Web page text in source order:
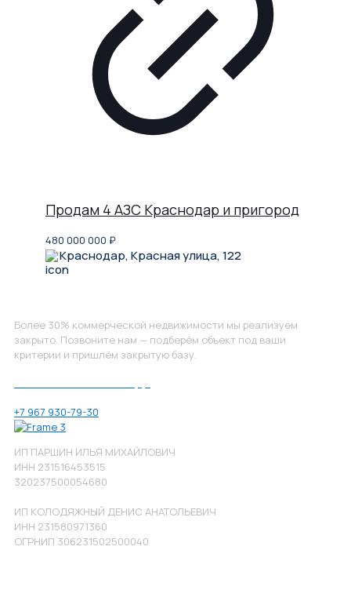
Продам 4 АЗС Краснодар и пригород
480 000 000 ₽
Краснодар, Красная улица, 122
Более 30% коммерческой недвижимости мы реализуем
закрыто. Позвоните нам — подберём объект под ваши
критерии и пришлём закрытую базу.
+7 967 930-79-30
ИП ПАРШИН ИЛЬЯ МИХАЙЛОВИЧ
ИНН 231516453515
320237500054680
ИП КОЛОДЯЖНЫЙ ДЕНИС АНАТОЛЬЕВИЧ
ИНН 231580971360
ОГРНИП 306231502500040